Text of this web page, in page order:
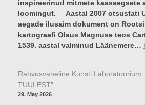
H
T
I
O
L
U
A
inspireerinud mitmete kaasaegsete
loomingut. Aastal 2007 otsustati
aegade ilusaim dokument on
kartograafi Olaus Magnuse teos
1539. aastal valminud Läänemere…
Rahvusvaheline Kunsti Laboratoorium
TUULEST”
29. May 2026